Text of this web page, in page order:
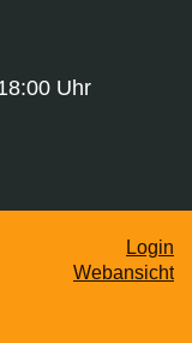
Uhr
Login
Webansicht